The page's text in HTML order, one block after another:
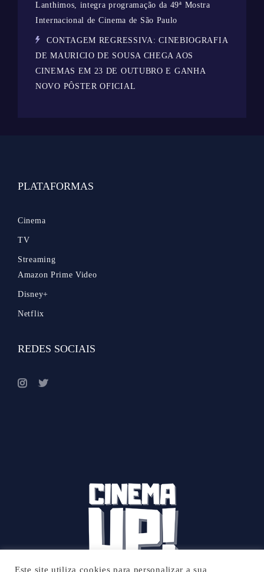
Lanthimos, integra programação da 49ª Mostra
Internacional de Cinema de São Paulo
CONTAGEM REGRESSIVA: CINEBIOGRAFIA
DE MAURICIO DE SOUSA CHEGA AOS
CINEMAS EM 23 DE OUTUBRO E GANHA
NOVO PÔSTER OFICIAL
PLATAFORMAS
Cinema
TV
Streaming
Amazon Prime Video
Disney+
Netflix
REDES SOCIAIS
Este site utiliza cookies para personalizar a sua